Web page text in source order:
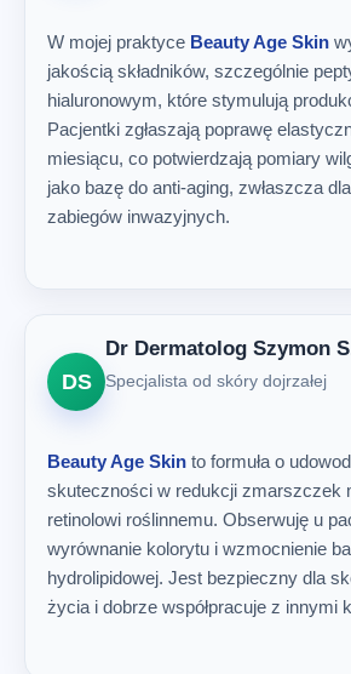
W mojej praktyce Beauty Age Skin
jakością składników, szczególnie
hialuronowym, które stymulują
Pacjentki zgłaszają poprawę
miesiącu, co potwierdzają pomiary
jako bazę do anti-aging, zwłaszcza
zabiegów inwazyjnych.
DS
Dr Dermatolog Szymon
Specjalista od skóry dojrzałej
Beauty Age Skin to formuła o
skuteczności w redukcji zmarszczek
retinolowi roślinnemu. Obserwuję u
wyrównanie kolorytu i wzmocnienie
hydrolipidowej. Jest bezpieczny dla
życia i dobrze współpracuje z innymi